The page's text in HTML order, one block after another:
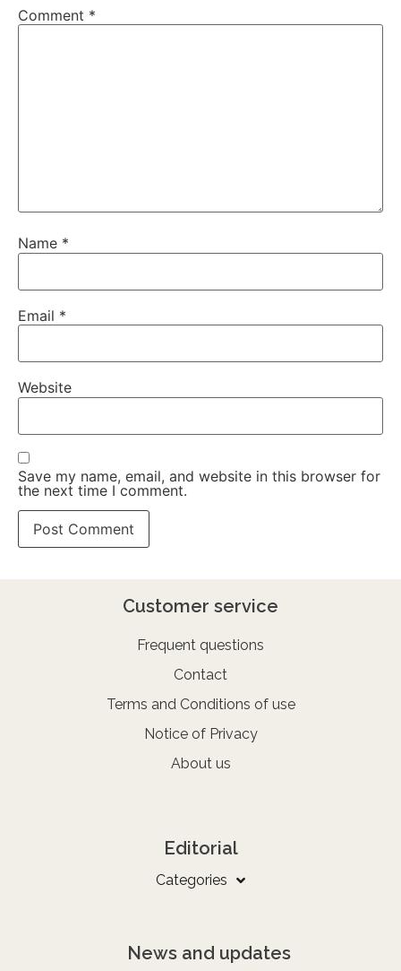
Comment *
Name *
Email *
Website
Save my name, email, and website in this browser for
the next time I comment.
Customer service
Frequent questions
Contact
Terms and Conditions of use
Notice of Privacy
About us
Editorial
Categories
News and updates